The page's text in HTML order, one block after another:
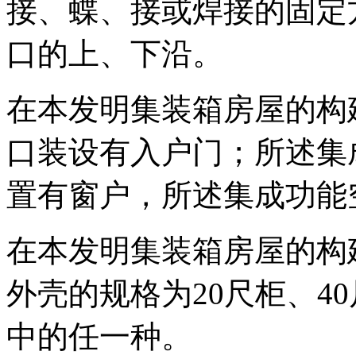
接、蝶、接或焊接的固
口的上、下沿。
在本发明集装箱房屋的
口装设有入户门；所述
置有窗户，所述集成功
在本发明集装箱房屋的
外壳的规格为20尺柜、
中的任一种。